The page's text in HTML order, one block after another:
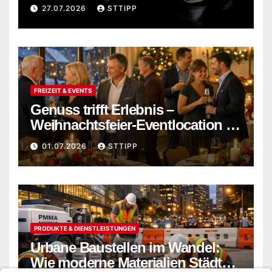
27.07.2026 STTIPP
FREIZEIT & EVENTS
Genuss trifft Erlebnis –
Weihnachtsfeier-Eventlocation in
Flensburg buchen
01.07.2026 STTIPP
PRODUKTE & DIENSTLEISTUNGEN
Urbane Baustellen im Wandel:
Wie moderne Materialien Städte